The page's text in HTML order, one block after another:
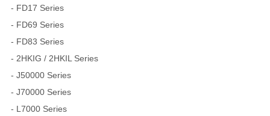
- FD17 Series
- FD69 Series
- FD83 Series
- 2HKIG / 2HKIL Series
- J50000 Series
- J70000 Series
- L7000 Series